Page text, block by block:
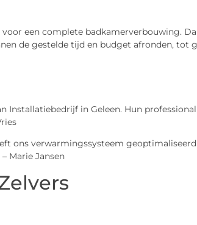
voor een complete badkamerverbouwing.
de gestelde tijd en budget afronden, tot
Installatiebedrijf in Geleen. Hun
ons verwarmingssysteem
Marie Jansen